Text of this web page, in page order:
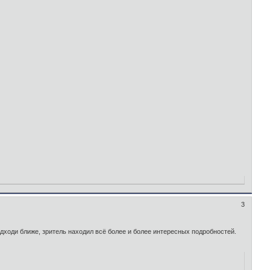
3
ближе, зритель находил всё более и более интересных подробностей.